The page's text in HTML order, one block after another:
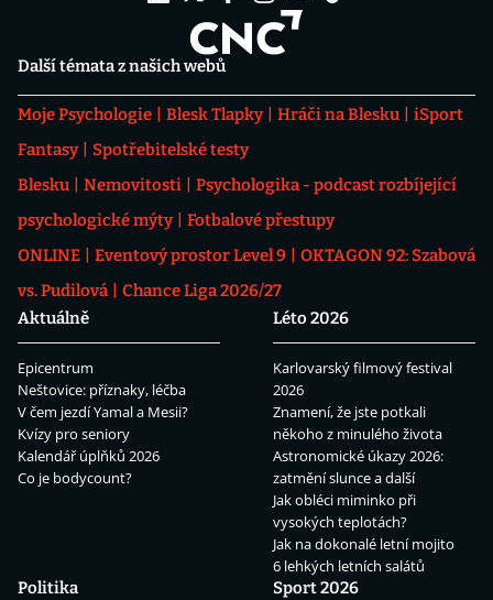
Další témata z našich webů
Moje Psychologie Blesk Tlapky Hráči na Blesku
iSport
Fantasy
Spotřebitelské testy
Blesku
Nemovitosti
Psychologika - podcast rozbíjející
psychologické mýty
Fotbalové přestupy
ONLINE
Eventový prostor Level 9
OKTAGON 92: Szabová
vs. Pudilová
Chance Liga 2026/27
Aktuálně
Epicentrum
Neštovice: příznaky, léčba
V čem jezdí Yamal a Mesii?
Kvízy pro seniory
Kalendář úplňků 2026
Co je bodycount?
Léto 2026
Karlovarský filmový festival
2026
Znamení, že jste potkali
někoho z minulého života
Astronomické úkazy 2026:
zatmění slunce a další
Jak obléci miminko při
vysokých teplotách?
Jak na dokonalé letní mojito
6 lehkých letních salátů
Politika
Sport 2026